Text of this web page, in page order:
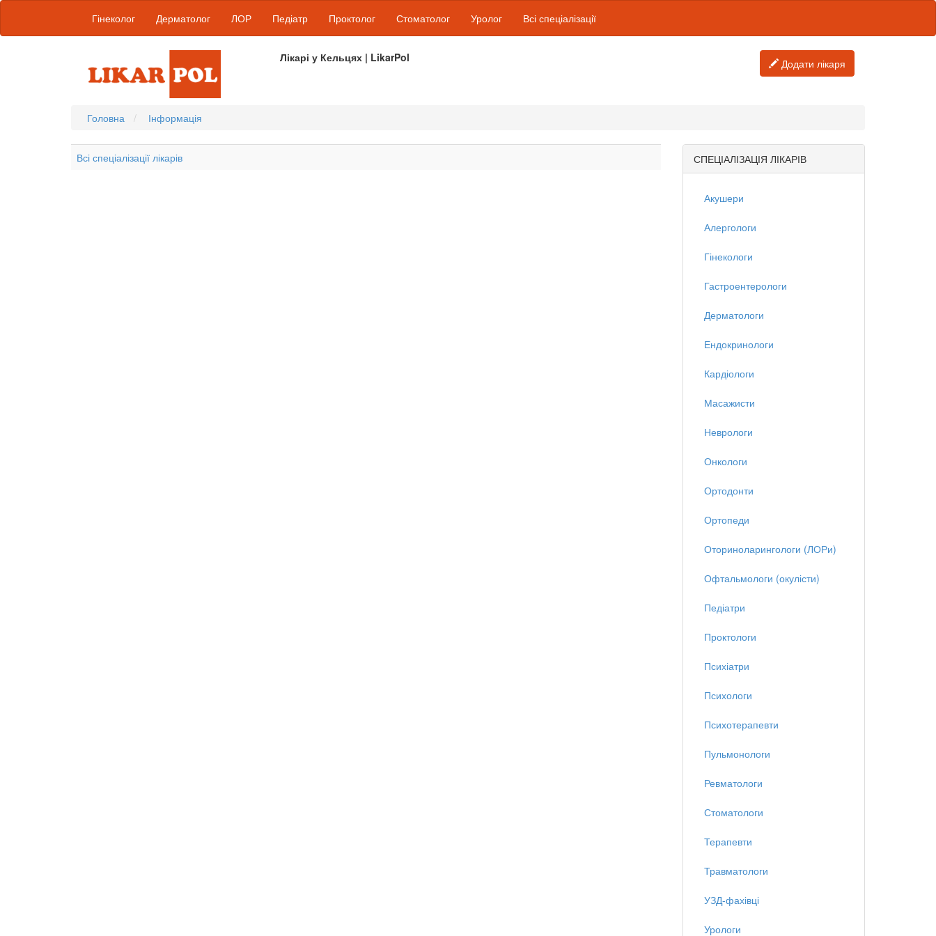
Гінеколог Дерматолог ЛОР Педіатр Проктолог Стоматолог Уролог Всі спеціалізації
Лікарі у Кельцях | LikarPol Додати лікаря
Головна Інформація
Всі спеціалізації лікарів СПЕЦІАЛІЗАЦІЯ ЛІКАРІВ
Акушери
Алергологи
Гінекологи
Гастроентерологи
Дерматологи
Ендокринологи
Кардіологи
Масажисти
Неврологи
Онкологи
Ортодонти
Ортопеди
Оториноларингологи (ЛОРи)
Офтальмологи (окулісти)
Педіатри
Проктологи
Психіатри
Психологи
Психотерапевти
Пульмонологи
Ревматологи
Стоматологи
Терапевти
Травматологи
УЗД-фахівці
Урологи